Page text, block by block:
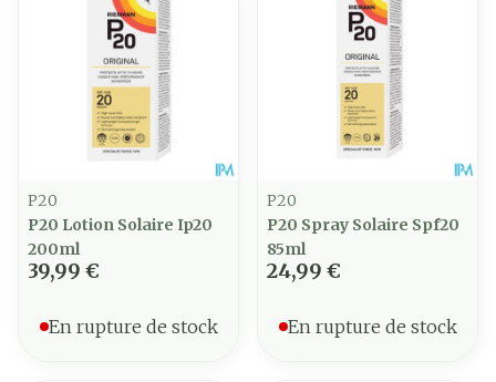
P20
P20 Lotion Solaire Ip20
200ml
39,99 €
En rupture de stock
P20
P20 Spray Solaire Spf20
85ml
24,99 €
En rupture de stock